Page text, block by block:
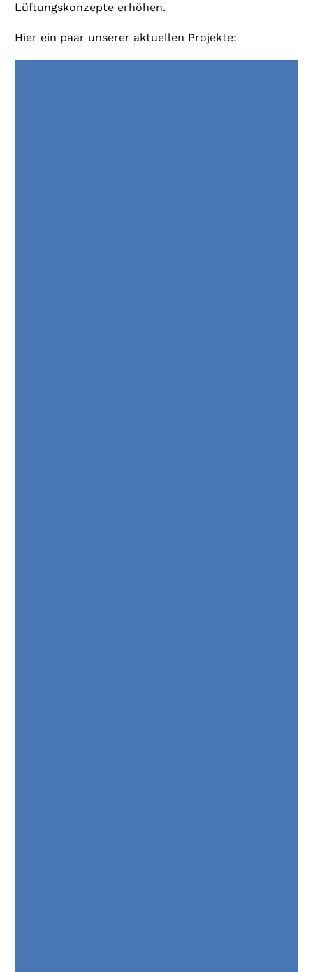
Lüftungskonzepte erhöhen.
Hier ein paar unserer aktuellen Projekte: